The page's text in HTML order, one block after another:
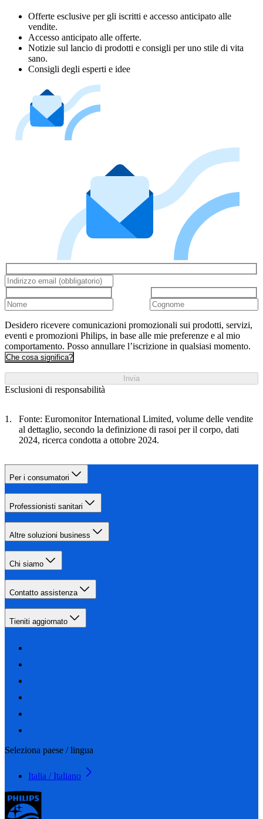
Offerte esclusive per gli iscritti e accesso anticipato alle
vendite.
Accesso anticipato alle offerte.
Notizie sul lancio di prodotti e consigli per uno stile di vita
sano.
Consigli degli esperti e idee
Desidero ricevere comunicazioni promozionali sui prodotti, servizi,
eventi e promozioni Philips, in base alle mie preferenze e al mio
comportamento. Posso annullare l’iscrizione in qualsiasi momento.
Che cosa significa?
Invia
Esclusioni di responsabilità
Fonte: Euromonitor International Limited, volume delle vendite
al dettaglio, secondo la definizione di rasoi per il corpo, dati
2024, ricerca condotta a ottobre 2024.
Per i consumatori
Professionisti sanitari
Altre soluzioni business
Chi siamo
Contatto assistenza
Tieniti aggiornato
Seleziona paese / lingua
Italia / Italiano